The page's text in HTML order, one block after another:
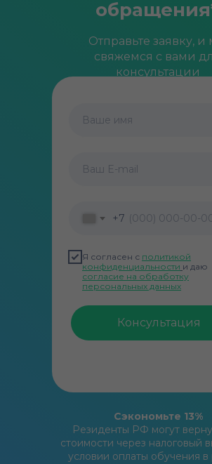
Сэкономьте 13%
Резиденты РФ могут
стоимости через налоговый
условии оплаты обучения в
Отправьте заявку, и
свяжемся с вами
консультации
Ваше имя
Ваш E-mail
+7
Я согласен с политикой
конфиденциальности и даю
согласие на обработку
персональных данных
Консультация